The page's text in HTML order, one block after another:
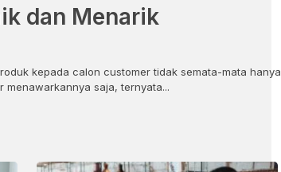
dan Menarik
kepada calon customer tidak semata-mata hanya
menawarkannya saja, ternyata...